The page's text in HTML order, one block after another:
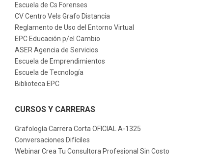
Escuela de Cs Forenses
CV Centro Vels Grafo Distancia
Reglamento de Uso del Entorno Virtual
EPC Educación p/el Cambio
ASER Agencia de Servicios
Escuela de Emprendimientos
Escuela de Tecnología
Biblioteca EPC
CURSOS Y CARRERAS
Grafología Carrera Corta OFICIAL A-1325
Conversaciones Difíciles
Webinar Crea Tu Consultora Profesional Sin Costo